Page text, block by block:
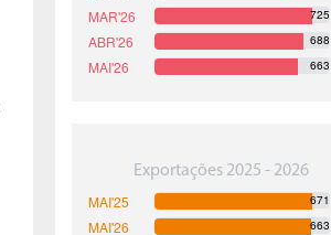
725
688
663
Exportações 2025 - 2026
671
663